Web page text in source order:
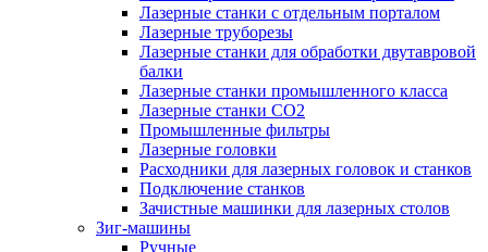
Лазерные станки с отдельным порталом
Лазерные труборезы
Лазерные станки для обработки двутавровой
балки
Лазерные станки промышленного класса
Лазерные станки CO2
Промышленные фильтры
Лазерные головки
Расходники для лазерных головок и станков
Подключение станков
Зачистные машинки для лазерных столов
Зиг-машины
Ручные